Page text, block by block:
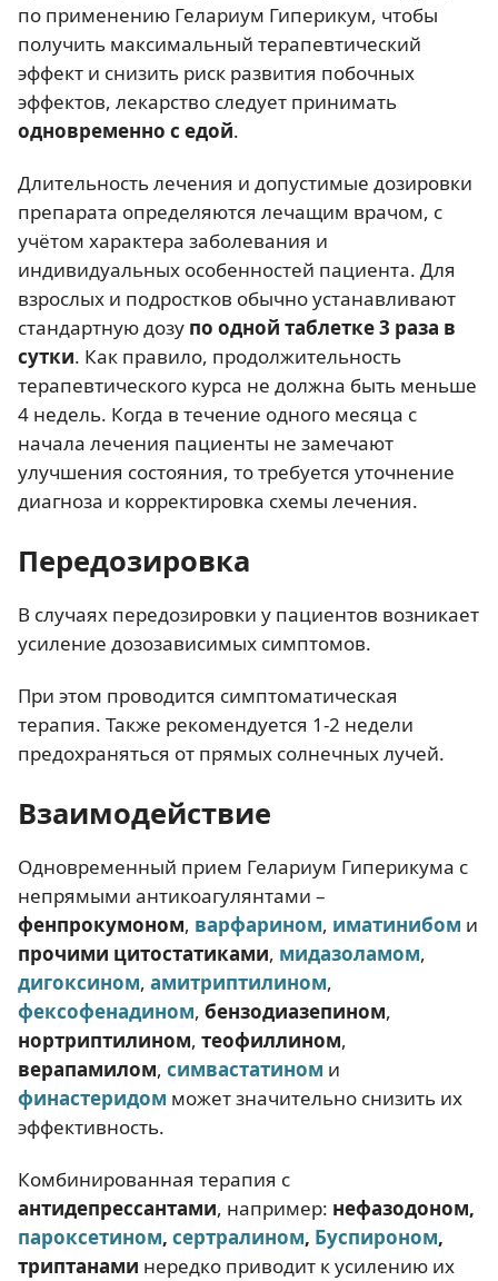
по применению Гелариум Гиперикум, чтобы
получить максимальный терапевтический
эффект и снизить риск развития побочных
эффектов, лекарство следует принимать
одновременно с едой.
Длительность лечения и допустимые дозировки
препарата определяются лечащим врачом, с
учётом характера заболевания и
индивидуальных особенностей пациента. Для
взрослых и подростков обычно устанавливают
стандартную дозу по одной таблетке 3 раза в
сутки. Как правило, продолжительность
терапевтического курса не должна быть меньше
4 недель. Когда в течение одного месяца с
начала лечения пациенты не замечают
улучшения состояния, то требуется уточнение
диагноза и корректировка схемы лечения.
Передозировка
В случаях передозировки у пациентов возникает
усиление дозозависимых симптомов.
При этом проводится симптоматическая
терапия. Также рекомендуется 1-2 недели
предохраняться от прямых солнечных лучей.
Взаимодействие
Одновременный прием Гелариум Гиперикума с
непрямыми антикоагулянтами –
фенпрокумоном, варфарином, иматинибом и
прочими цитостатиками, мидазоламом,
дигоксином, амитриптилином,
фексофенадином, бензодиазепином,
нортриптилином, теофиллином,
верапамилом, симвастатином и
финастеридом может значительно снизить их
эффективность.
Комбинированная терапия с
антидепрессантами, например: нефазодоном,
пароксетином, сертралином, Буспироном,
триптанами нередко приводит к усилению их